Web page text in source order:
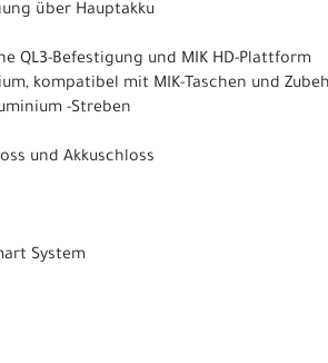
über Hauptakku
QL3-Befestigung und MIK HD-Plattform
kompatibel mit MIK-Taschen und
-Streben
und Akkuschloss
System